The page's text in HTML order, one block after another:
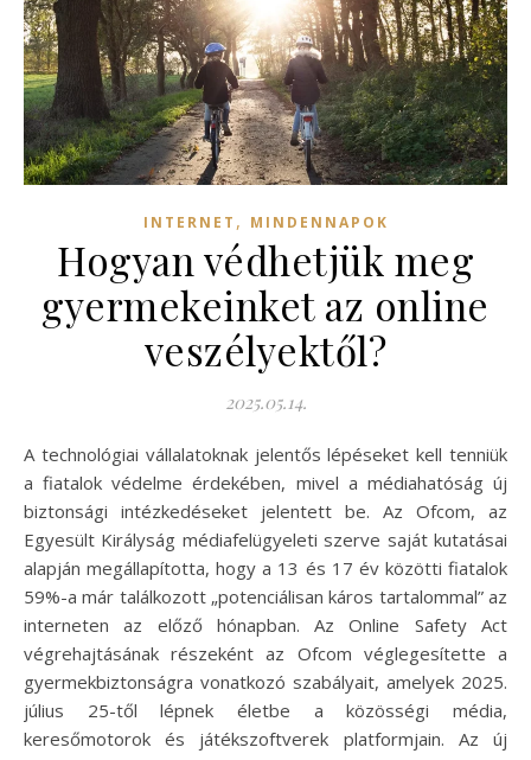
INTERNET , MINDENNAPOK
Hogyan védhetjük meg
gyermekeinket az online
veszélyektől?
2025.05.14.
A technológiai vállalatoknak jelentős lépéseket kell tenniük
a fiatalok védelme érdekében, mivel a médiahatóság új
biztonsági intézkedéseket jelentett be. Az Ofcom, az
Egyesült Királyság médiafelügyeleti szerve saját kutatásai
alapján megállapította, hogy a 13 és 17 év közötti fiatalok
59%-a már találkozott „potenciálisan káros tartalommal” az
interneten az előző hónapban. Az Online Safety Act
végrehajtásának részeként az Ofcom véglegesítette a
gyermekbiztonságra vonatkozó szabályait, amelyek 2025.
július 25-től lépnek életbe a közösségi média,
keresőmotorok és játékszoftverek platformjain. Az új